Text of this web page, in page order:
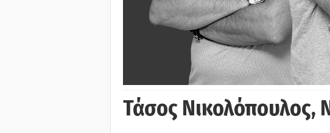
Τάσος Νικολόπουλος,